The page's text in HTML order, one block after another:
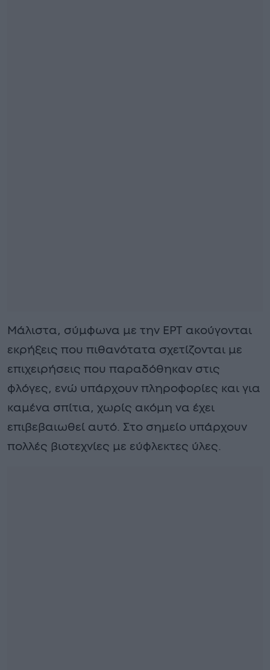
Μάλιστα, σύμφωνα με την ΕΡΤ ακούγονται
εκρήξεις που πιθανότατα σχετίζονται με
επιχειρήσεις που παραδόθηκαν στις
φλόγες, ενώ υπάρχουν πληροφορίες και για
καμένα σπίτια, χωρίς ακόμη να έχει
επιβεβαιωθεί αυτό. Στο σημείο υπάρχουν
πολλές βιοτεχνίες με εύφλεκτες ύλες.